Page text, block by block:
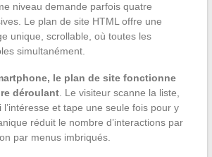
niveau demande parfois quatre
Le plan de site HTML offre une
unique, scrollable, où toutes les
simultanément.
le plan de site fonctionne
déroulant. Le visiteur scanne la liste,
et tape une seule fois pour y
réduit le nombre d’interactions par
par menus imbriqués.